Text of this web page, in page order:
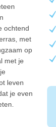
ochtend
met
op
met je
leven
je even